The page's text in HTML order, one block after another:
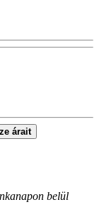
árait
belül